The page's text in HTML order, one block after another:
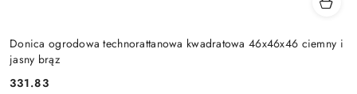
Donica ogrodowa technorattanowa kwadratowa 46x46x46 ciemny i
jasny brąz
331.83